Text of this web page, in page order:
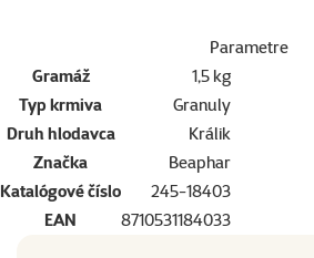
Parametre
Gramáž
1,5 kg
Typ krmiva
Granuly
Druh hlodavca
Králik
Značka
Beaphar
Katalógové číslo
245-18403
EAN
8710531184033